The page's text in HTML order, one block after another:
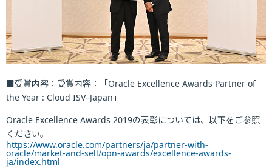
■受賞内容：受賞内容：「Oracle Excellence Awards Partner of
the Year : Cloud ISV–Japan」
Oracle Excellence Awards 2019の表彰については、以下をご参照
ください。
https://www.oracle.com/partners/ja/partner-with-
oracle/market-and-sell/opn-awards/excellence-awards-
ja/index.html